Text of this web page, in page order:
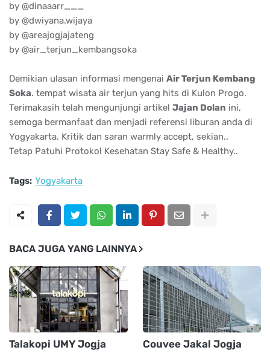
by @dinaaarr___
by @dwiyana.wijaya
by @areajogjajateng
by @air_terjun_kembangsoka
Demikian ulasan informasi mengenai Air Terjun Kembang
Soka. tempat wisata air terjun yang hits di Kulon Progo.
Terimakasih telah mengunjungi artikel Jajan Dolan ini,
semoga bermanfaat dan menjadi referensi liburan anda di
Yogyakarta. Kritik dan saran warmly accept, sekian..
Tetap Patuhi Protokol Kesehatan Stay Safe & Healthy..
Tags: Yogyakarta
BACA JUGA YANG LAINNYA
Talakopi UMY Jogja
Couvee Jakal Jogja